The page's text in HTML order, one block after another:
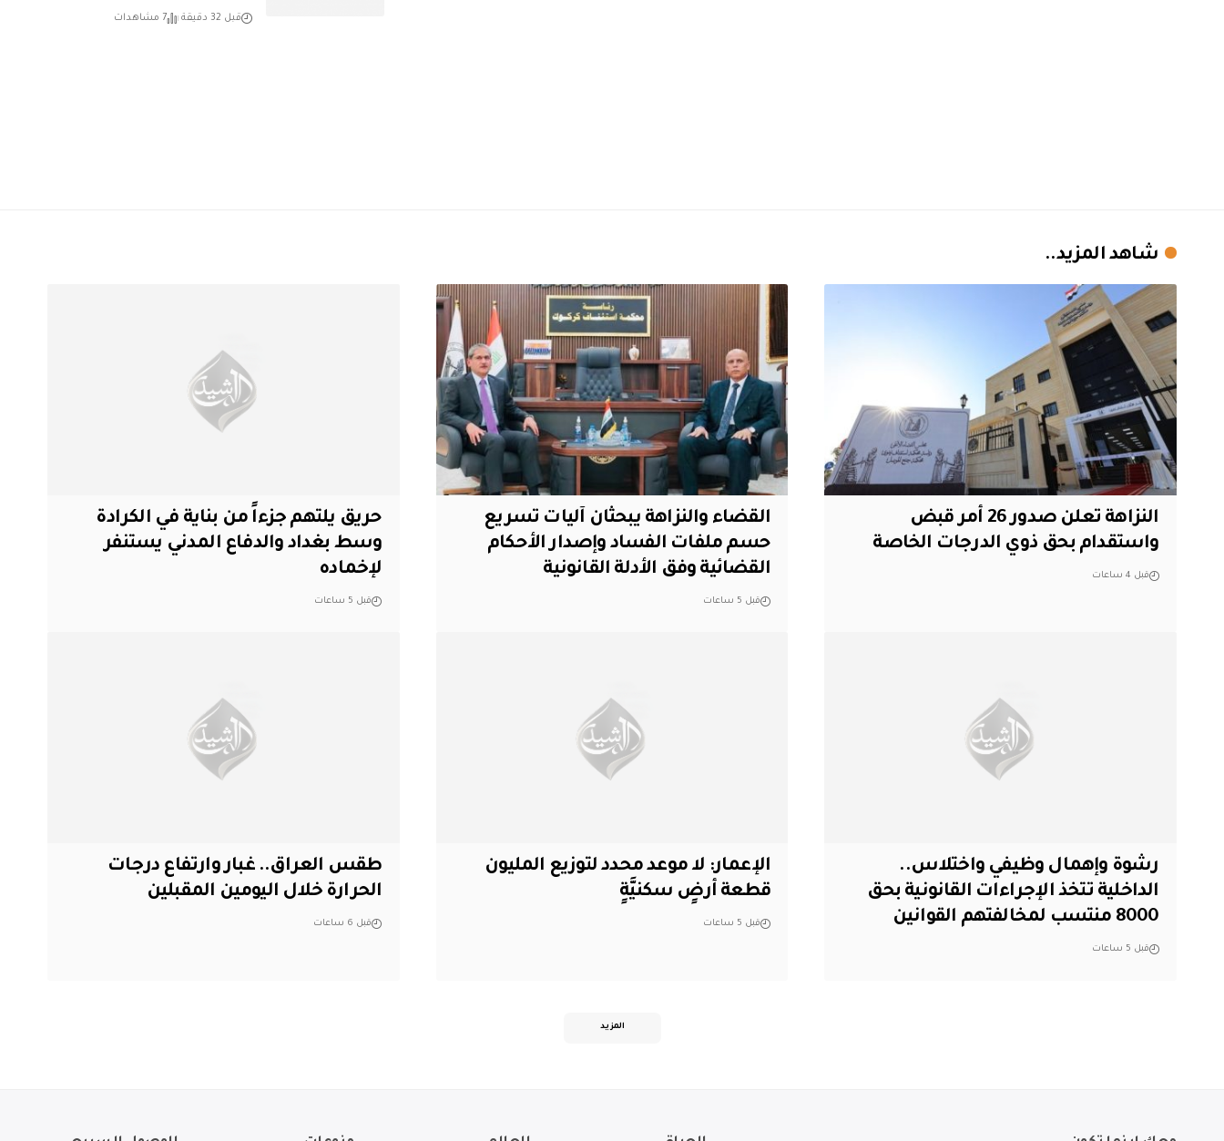
قبل 32 دقيقة 7 مشاهدات
شاهد المزيد..
النزاهة تعلن صدور 26 أمر قبض
واستقدام بحق ذوي الدرجات الخاصة
قبل 4 ساعات
القضاء والنزاهة يبحثان آليات تسريع
حسم ملفات الفساد وإصدار الأحكام
القضائية وفق الأدلة القانونية
قبل 5 ساعات
حريق يلتهم جزءاً من بناية في الكرادة
وسط بغداد والدفاع المدني يستنفر
لإخماده
قبل 5 ساعات
رشوة وإهمال وظيفي واختلاس..
الداخلية تتخذ الإجراءات القانونية بحق
8000 منتسب لمخالفتهم القوانين
قبل 5 ساعات
الإعمار: لا موعد محدد لتوزيع المليون
قطعة أرضٍ سكنيَّةٍ
قبل 5 ساعات
طقس العراق.. غبار وارتفاع درجات
الحرارة خلال اليومين المقبلين
قبل 6 ساعات
المزيد